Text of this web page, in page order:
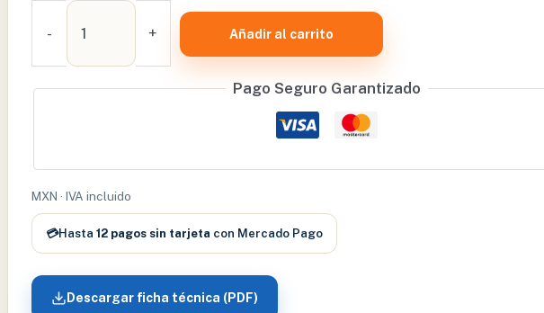
-
BOTA
NEUMÁTICA
WALKER
M,
G.
-
WLL-
62030-
M
cantidad
+ Añadir al carrito
Pago Seguro Garantizado
MXN · IVA incluido
💳Hasta 12 pagos sin tarjeta con Mercado Pago
Descargar ficha técnica (PDF)